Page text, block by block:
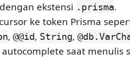
ekstensi .prisma.
ke token Prisma
, @@id, String,
saat menulis